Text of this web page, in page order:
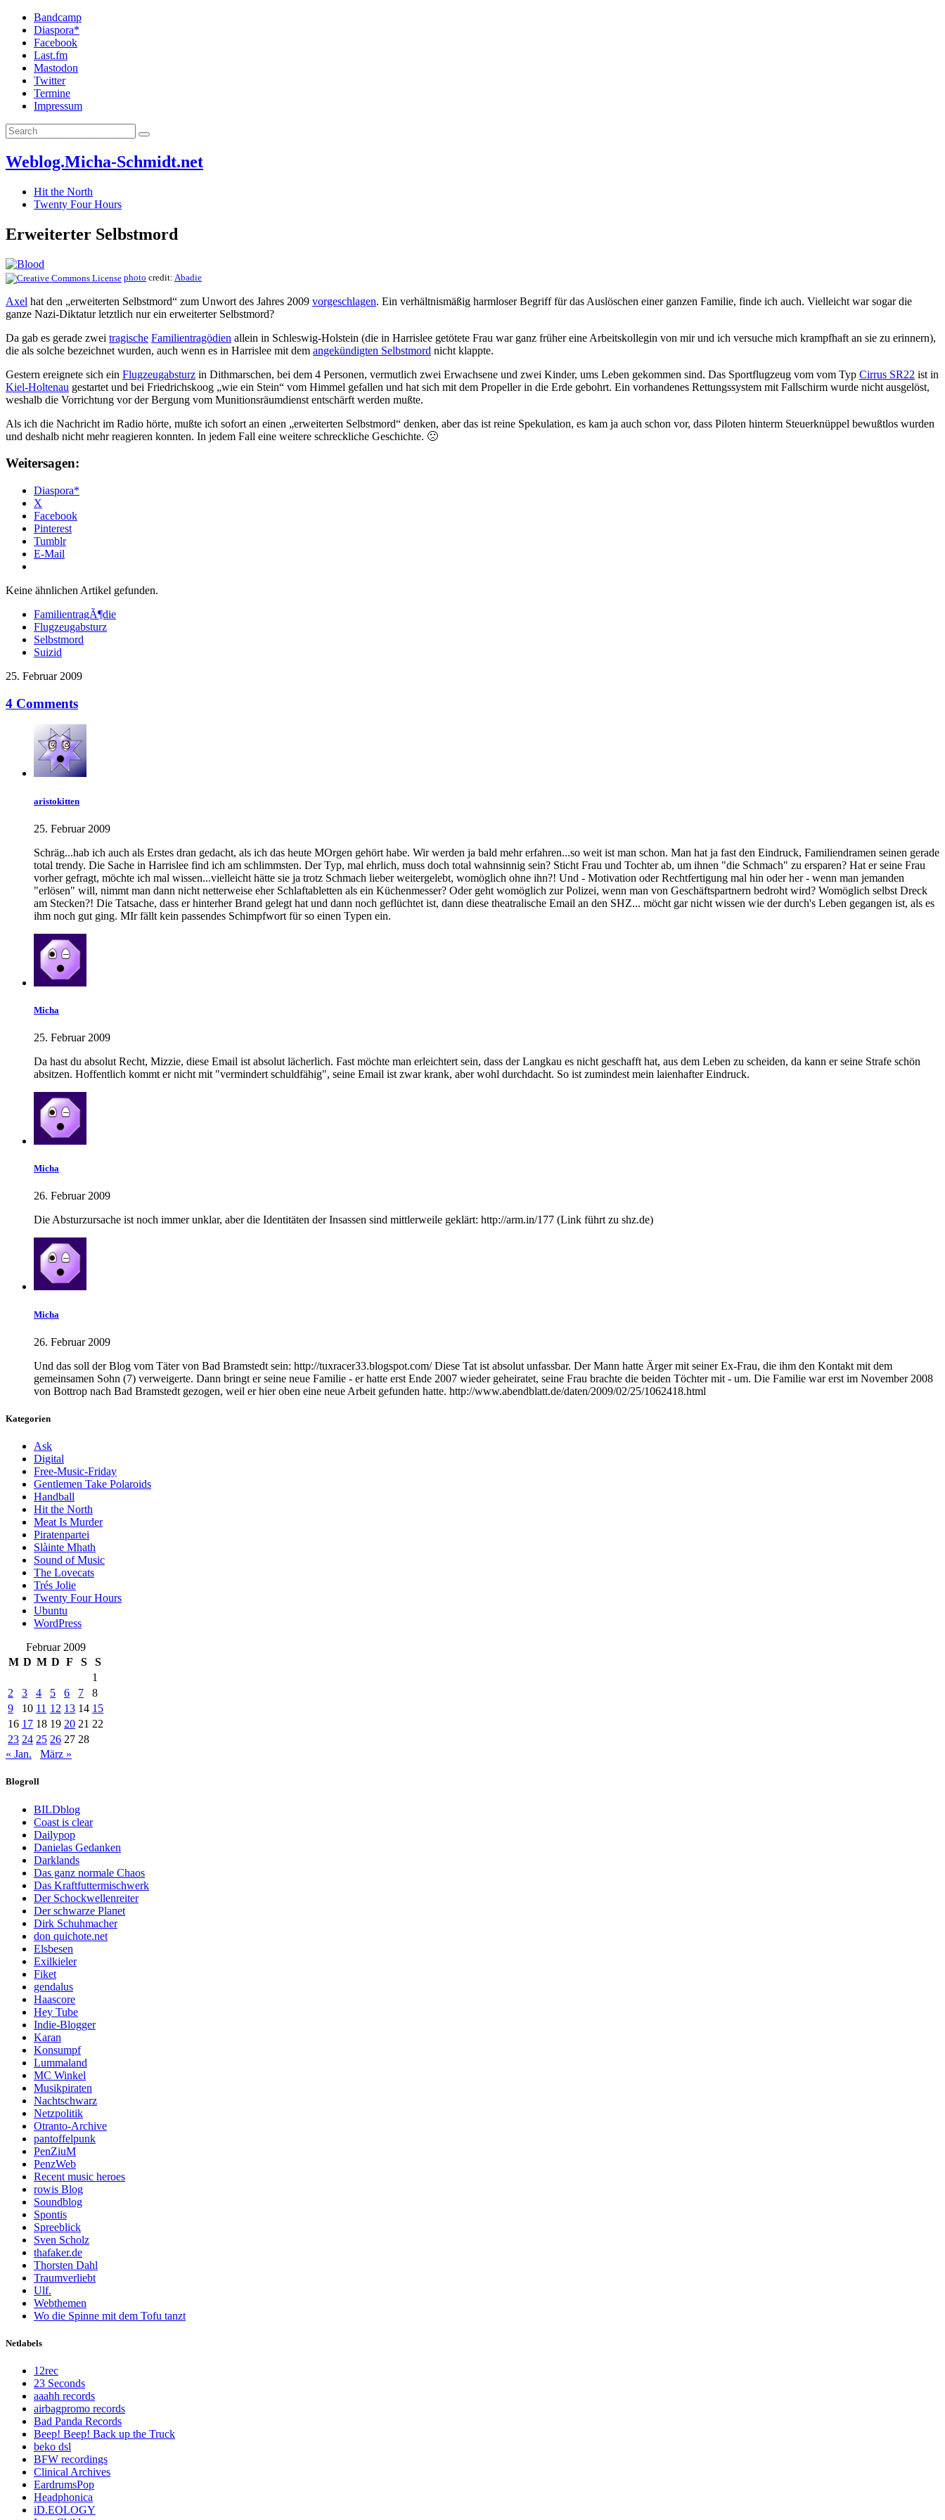
Bandcamp
Diaspora*
Facebook
Last.fm
Mastodon
Twitter
Termine
Impressum
Weblog.Micha-Schmidt.net
Hit the North
Twenty Four Hours
Erweiterter Selbstmord
photo credit: Abadie
Axel hat den „erweiterten Selbstmord“ zum Unwort des Jahres 2009 vorgeschlagen. Ein verhältnismäßig harmloser Begriff für das Auslöschen einer ganzen Familie, finde ich auch. Vielleicht war sogar die
ganze Nazi-Diktatur letztlich nur ein erweiterter Selbstmord?
Da gab es gerade zwei tragische Familientragödien allein in Schleswig-Holstein (die in Harrislee getötete Frau war ganz früher eine Arbeitskollegin von mir und ich versuche mich krampfhaft an sie zu erinnern),
die als solche bezeichnet wurden, auch wenn es in Harrislee mit dem angekündigten Selbstmord nicht klappte.
Gestern ereignete sich ein Flugzeugabsturz in Dithmarschen, bei dem 4 Personen, vermutlich zwei Erwachsene und zwei Kinder, ums Leben gekommen sind. Das Sportflugzeug vom vom Typ Cirrus SR22 ist in
Kiel-Holtenau gestartet und bei Friedrichskoog „wie ein Stein“ vom Himmel gefallen und hat sich mit dem Propeller in die Erde gebohrt. Ein vorhandenes Rettungssystem mit Fallschirm wurde nicht ausgelöst,
weshalb die Vorrichtung vor der Bergung vom Munitionsräumdienst entschärft werden mußte.
Als ich die Nachricht im Radio hörte, mußte ich sofort an einen „erweiterten Selbstmord“ denken, aber das ist reine Spekulation, es kam ja auch schon vor, dass Piloten hinterm Steuerknüppel bewußtlos wurden
und deshalb nicht mehr reagieren konnten. In jedem Fall eine weitere schreckliche Geschichte. 🙁
Weitersagen:
Diaspora*
X
Facebook
Pinterest
Tumblr
E-Mail
Keine ähnlichen Artikel gefunden.
FamilientragÃ¶die
Flugzeugabsturz
Selbstmord
Suizid
25. Februar 2009
4 Comments
aristokitten
25. Februar 2009
Schräg...hab ich auch als Erstes dran gedacht, als ich das heute MOrgen gehört habe. Wir werden ja bald mehr erfahren...so weit ist man schon. Man hat ja fast den Eindruck, Familiendramen seinen gerade
total trendy. Die Sache in Harrislee find ich am schlimmsten. Der Typ, mal ehrlich, muss doch total wahnsinnig sein? Sticht Frau und Tochter ab, um ihnen "die Schmach" zu ersparen? Hat er seine Frau
vorher gefragt, möchte ich mal wissen...vielleicht hätte sie ja trotz Schmach lieber weitergelebt, womöglich ohne ihn?! Und - Motivation oder Rechtfertigung mal hin oder her - wenn man jemanden
"erlösen" will, nimmt man dann nicht netterweise eher Schlaftabletten als ein Küchenmesser? Oder geht womöglich zur Polizei, wenn man von Geschäftspartnern bedroht wird? Womöglich selbst Dreck
am Stecken?! Die Tatsache, dass er hinterher Brand gelegt hat und dann noch geflüchtet ist, dann diese theatralische Email an den SHZ... möcht gar nicht wissen wie der durch's Leben gegangen ist, als es
ihm noch gut ging. MIr fällt kein passendes Schimpfwort für so einen Typen ein.
Micha
25. Februar 2009
Da hast du absolut Recht, Mizzie, diese Email ist absolut lächerlich. Fast möchte man erleichtert sein, dass der Langkau es nicht geschafft hat, aus dem Leben zu scheiden, da kann er seine Strafe schön
absitzen. Hoffentlich kommt er nicht mit "vermindert schuldfähig", seine Email ist zwar krank, aber wohl durchdacht. So ist zumindest mein laienhafter Eindruck.
Micha
26. Februar 2009
Die Absturzursache ist noch immer unklar, aber die Identitäten der Insassen sind mittlerweile geklärt: http://arm.in/177 (Link führt zu shz.de)
Micha
26. Februar 2009
Und das soll der Blog vom Täter von Bad Bramstedt sein: http://tuxracer33.blogspot.com/ Diese Tat ist absolut unfassbar. Der Mann hatte Ärger mit seiner Ex-Frau, die ihm den Kontakt mit dem
gemeinsamen Sohn (7) verweigerte. Dann bringt er seine neue Familie - er hatte erst Ende 2007 wieder geheiratet, seine Frau brachte die beiden Töchter mit - um. Die Familie war erst im November 2008
von Bottrop nach Bad Bramstedt gezogen, weil er hier oben eine neue Arbeit gefunden hatte. http://www.abendblatt.de/daten/2009/02/25/1062418.html
Kategorien
Ask
Digital
Free-Music-Friday
Gentlemen Take Polaroids
Handball
Hit the North
Meat Is Murder
Piratenpartei
Slàinte Mhath
Sound of Music
The Lovecats
Trés Jolie
Twenty Four Hours
Ubuntu
WordPress
Februar 2009
M D M D F S
S
1
2
3 4 5 6 7
8
9
10 11 12 13 14 15
16 17 18 19 20 21 22
23 24 25 26 27 28
« Jan.
März »
Blogroll
BILDblog
Coast is clear
Dailypop
Danielas Gedanken
Darklands
Das ganz normale Chaos
Das Kraftfuttermischwerk
Der Schockwellenreiter
Der schwarze Planet
Dirk Schuhmacher
don quichote.net
Elsbesen
Exilkieler
Fiket
gendalus
Haascore
Hey Tube
Indie-Blogger
Karan
Konsumpf
Lummaland
MC Winkel
Musikpiraten
Nachtschwarz
Netzpolitik
Otranto-Archive
pantoffelpunk
PenZiuM
PenzWeb
Recent music heroes
rowis Blog
Soundblog
Spontis
Spreeblick
Sven Scholz
thafaker.de
Thorsten Dahl
Traumverliebt
Ulf.
Webthemen
Wo die Spinne mit dem Tofu tanzt
Netlabels
12rec
23 Seconds
aaahh records
airbagpromo records
Bad Panda Records
Beep! Beep! Back up the Truck
beko dsl
BFW recordings
Clinical Archives
EardrumsPop
Headphonica
iD.EOLOGY